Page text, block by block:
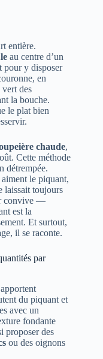
entière.
au centre d’un
pour y disposer
en
vert des
la bouche.
le plat bien
chaude,
Cette méthode
détrempée.
aiment le piquant,
laissait toujours
convive —
est la
Et surtout,
il se raconte.
par
du piquant et
avec un
fondante
proposer des
ou des oignons